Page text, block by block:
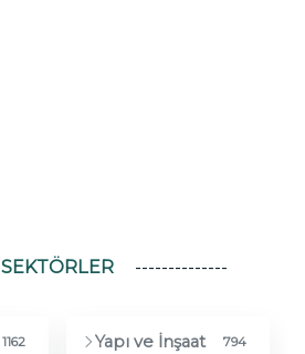
SEKTÖRLER
1162 Yapı ve İnşaat 794